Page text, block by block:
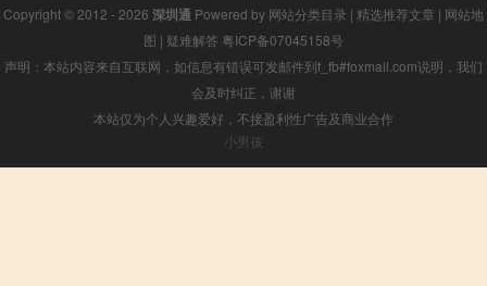
Copyright © 2012 - 2026 深圳通 Powered by 网站分类目录 | 精选推荐文章 | 网站地
图 | 疑难解答 粤ICP备07045158号
声明：本站内容来自互联网，如信息有错误可发邮件到f_fb#foxmail.com说明，我们
会及时纠正，谢谢
本站仅为个人兴趣爱好，不接盈利性广告及商业合作
小男孩